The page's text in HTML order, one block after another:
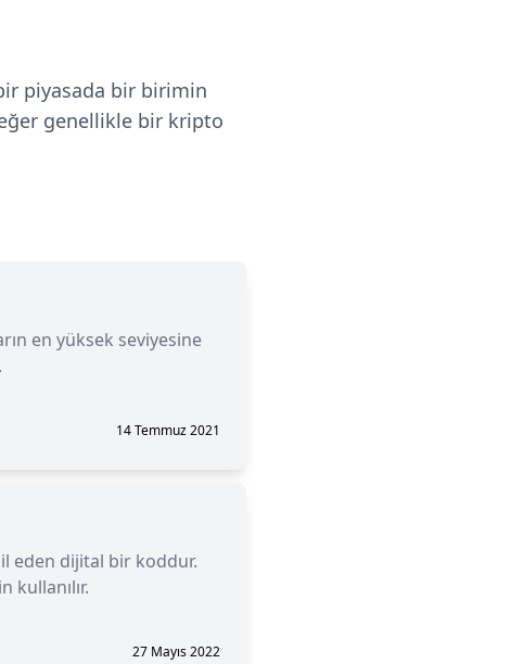
piyasada bir birimin
genellikle bir kripto
en yüksek seviyesine
14 Temmuz 2021
eden dijital bir koddur.
kullanılır.
27 Mayıs 2022